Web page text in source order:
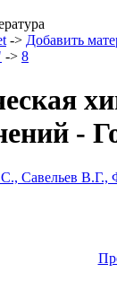
-> Добавить
-> 8
-
Савельев В.Г.,